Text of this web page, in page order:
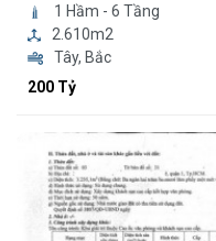
1 Hầm - 6 Tầng
2.610m2
Tây, Bắc
200 Tỷ